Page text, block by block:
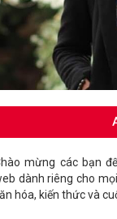
mừng các bạn
dành riêng cho
hóa, kiến thức và